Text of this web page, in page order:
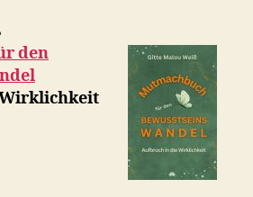
den